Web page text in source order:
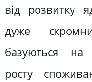
від розвитку
дуже
базуються на
росту